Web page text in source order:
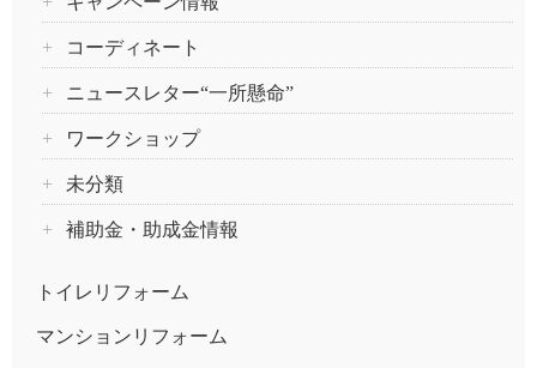
コーディネート
ニュースレター“一所懸命”
ワークショップ
未分類
補助金・助成金情報
トイレリフォーム
マンションリフォーム